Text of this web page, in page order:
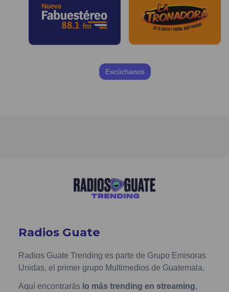
Escúchanos
Radios Guate
Radios Guate Trending es parte de Grupo Emisoras
Unidas, el primer grupo Multimedios de Guatemala.
Aquí encontrarás lo más trending en streaming,